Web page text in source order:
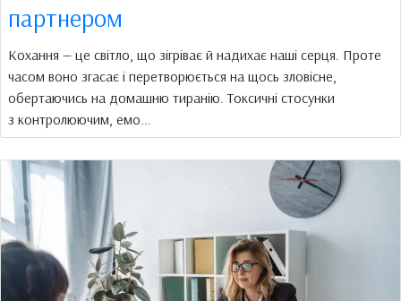
партнером
Кохання — це світло, що зігріває й надихає наші серця. Проте
часом воно згасає і перетворюється на щось зловісне,
обертаючись на домашню тиранію. Токсичні стосунки
з контролюючим, емо...